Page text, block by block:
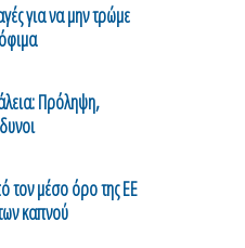
για να μην τρώμε
Πρόληψη,
τον μέσο όρο της ΕΕ
καπνού